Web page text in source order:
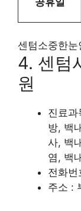
센텀소중한
4. 센텀
원
진료
방, 백
사, 백
염, 백
전화번
주소 :